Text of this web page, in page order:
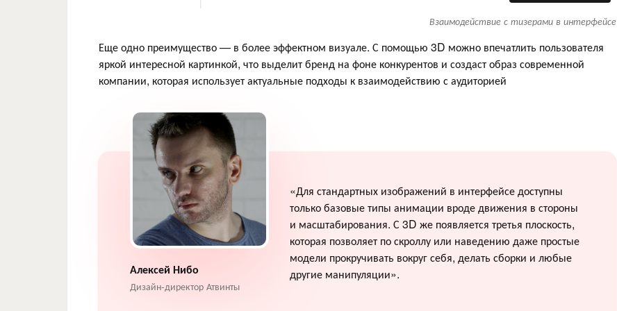
Взаимодействие с тизерами в интерфейсе
Еще одно преимущество — в более эффектном визуале. С помощью 3D можно впечатлить пользователя
яркой интересной картинкой, что выделит бренд на фоне конкурентов и создаст образ современной
компании, которая использует актуальные подходы к взаимодействию с аудиторией
Алексей Нибо
Дизайн-директор Атвинты
«Для стандартных изображений в интерфейсе доступны
только базовые типы анимации вроде движения в стороны
и масштабирования. С 3D же появляется третья плоскость,
которая позволяет по скроллу или наведению даже простые
модели прокручивать вокруг себя, делать сборки и любые
другие манипуляции».